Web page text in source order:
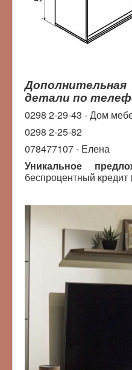
детали по
0298 2-29-43 - Дом
0298 2-25-82
078477107 - Елена
Уникальное
беспроцентный кредит